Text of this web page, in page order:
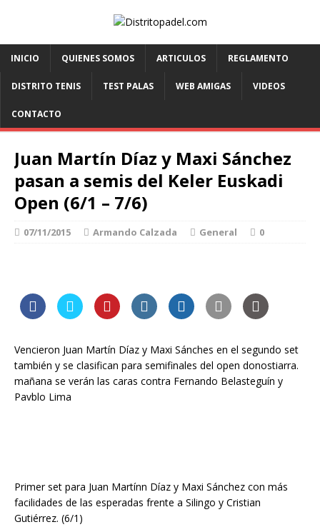
INICIO QUIENES SOMOS ARTICULOS REGLAMENTO
DISTRITO TENIS TEST PALAS WEB AMIGAS VIDEOS
CONTACTO
Juan Martín Díaz y Maxi Sánchez
pasan a semis del Keler Euskadi
Open (6/1 – 7/6)
07/11/2015 Armando Calzada General 0
Vencieron Juan Martín Díaz y Maxi Sánches en el segundo set
también y se clasifican para semifinales del open donostiarra.
mañana se verán las caras contra Fernando Belasteguín y
Pavblo Lima
Primer set para Juan Martínn Díaz y Maxi Sánchez con más
facilidades de las esperadas frente a Silingo y Cristian
Gutiérrez. (6/1)